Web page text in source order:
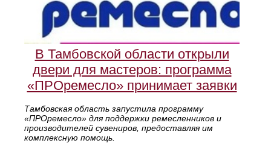
В Тамбовской области открыли
двери для мастеров: программа
«ПРОремесло» принимает заявки
Тамбовская область запустила программу
«ПРОремесло» для поддержки ремесленников и
производителей сувениров, предоставляя им
комплексную помощь.